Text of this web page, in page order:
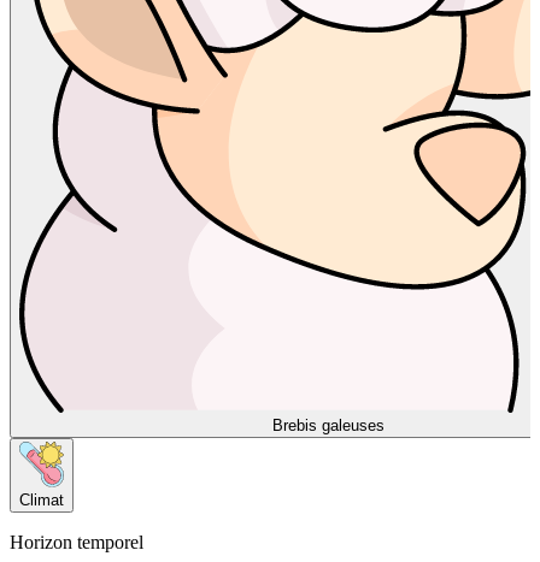
Brebis galeuses
Climat
Horizon temporel